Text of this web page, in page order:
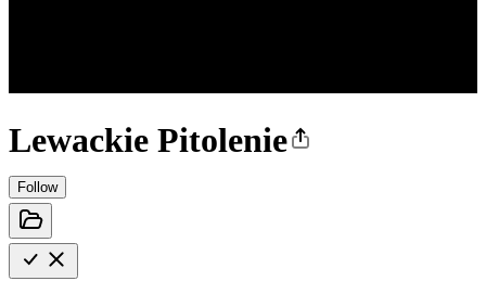
Lewackie Pitolenie
Follow